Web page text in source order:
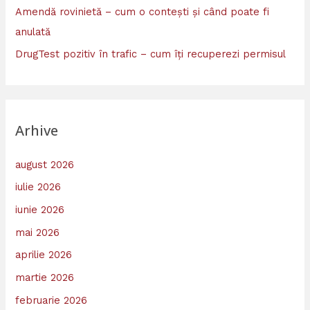
Amendă rovinietă – cum o contești și când poate fi
anulată
DrugTest pozitiv în trafic – cum îți recuperezi permisul
Arhive
august 2026
iulie 2026
iunie 2026
mai 2026
aprilie 2026
martie 2026
februarie 2026